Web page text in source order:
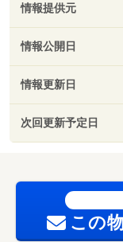
情報提供元
情報公開日
情報更新日
次回更新予定日
この